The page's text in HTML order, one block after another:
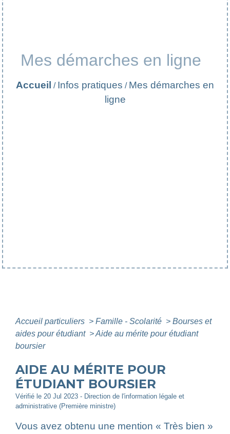
Mes démarches en ligne
Accueil / Infos pratiques / Mes démarches en
ligne
Accueil particuliers > Famille - Scolarité > Bourses et
aides pour étudiant >Aide au mérite pour étudiant
boursier
AIDE AU MÉRITE POUR
ÉTUDIANT BOURSIER
Vérifié le 20 Jul 2023 - Direction de l'information légale et
administrative (Première ministre)
Vous avez obtenu une mention « Très bien »